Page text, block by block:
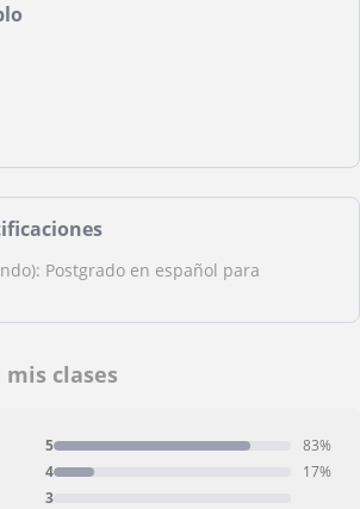
Postgrado en español para
clases
3
4 17%
5 83%